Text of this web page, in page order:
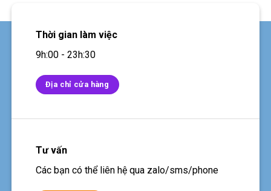
Thời gian làm việc
9h:00 - 23h:30
Địa chỉ cửa hàng
Tư vấn
Các bạn có thể liên hệ qua zalo/sms/phone